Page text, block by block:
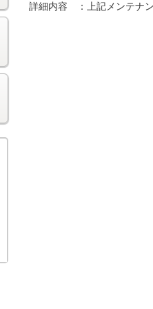
詳細内容　：上記メンテナ